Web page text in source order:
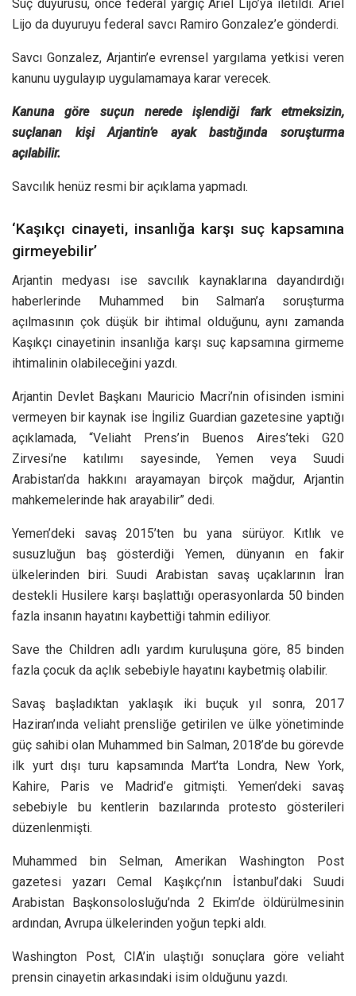
Suç duyurusu, önce federal yargıç Ariel Lijo’ya iletildi. Ariel
Lijo da duyuruyu federal savcı Ramiro Gonzalez’e gönderdi.
Savcı Gonzalez, Arjantin’e evrensel yargılama yetkisi veren
kanunu uygulayıp uygulamamaya karar verecek.
Kanuna göre suçun nerede işlendiği fark etmeksizin,
suçlanan kişi Arjantin’e ayak bastığında soruşturma
açılabilir.
Savcılık henüz resmi bir açıklama yapmadı.
‘Kaşıkçı cinayeti, insanlığa karşı suç kapsamına
girmeyebilir’
Arjantin medyası ise savcılık kaynaklarına dayandırdığı
haberlerinde Muhammed bin Salman’a soruşturma
açılmasının çok düşük bir ihtimal olduğunu, aynı zamanda
Kaşıkçı cinayetinin insanlığa karşı suç kapsamına girmeme
ihtimalinin olabileceğini yazdı.
Arjantin Devlet Başkanı Mauricio Macri’nin ofisinden ismini
vermeyen bir kaynak ise İngiliz Guardian gazetesine yaptığı
açıklamada, “Veliaht Prens’in Buenos Aires’teki G20
Zirvesi’ne katılımı sayesinde, Yemen veya Suudi
Arabistan’da hakkını arayamayan birçok mağdur, Arjantin
mahkemelerinde hak arayabilir” dedi.
Yemen’deki savaş 2015’ten bu yana sürüyor. Kıtlık ve
susuzluğun baş gösterdiği Yemen, dünyanın en fakir
ülkelerinden biri. Suudi Arabistan savaş uçaklarının İran
destekli Husilere karşı başlattığı operasyonlarda 50 binden
fazla insanın hayatını kaybettiği tahmin ediliyor.
Save the Children adlı yardım kuruluşuna göre, 85 binden
fazla çocuk da açlık sebebiyle hayatını kaybetmiş olabilir.
Savaş başladıktan yaklaşık iki buçuk yıl sonra, 2017
Haziran’ında veliaht prensliğe getirilen ve ülke yönetiminde
güç sahibi olan Muhammed bin Salman, 2018’de bu görevde
ilk yurt dışı turu kapsamında Mart’ta Londra, New York,
Kahire, Paris ve Madrid’e gitmişti. Yemen’deki savaş
sebebiyle bu kentlerin bazılarında protesto gösterileri
düzenlenmişti.
Muhammed bin Selman, Amerikan Washington Post
gazetesi yazarı Cemal Kaşıkçı’nın İstanbul’daki Suudi
Arabistan Başkonsolosluğu’nda 2 Ekim’de öldürülmesinin
ardından, Avrupa ülkelerinden yoğun tepki aldı.
Washington Post, CIA’in ulaştığı sonuçlara göre veliaht
prensin cinayetin arkasındaki isim olduğunu yazdı.